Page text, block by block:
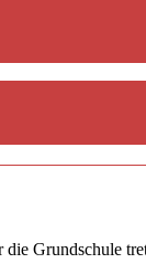
Grundschule